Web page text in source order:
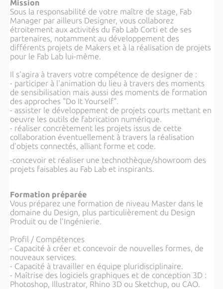
Mission
Sous la responsabilité de votre maître de stage, Fab
Manager par ailleurs Designer, vous collaborez
étroitement aux activités du Fab Lab Corti et de ses
partenaires, notamment au développement des
différents projets de Makers et à la réalisation de projets
pour le Fab Lab lui-même.
Il s'agira à travers votre compétence de designer de :
- participer à l'animation du lieu à travers des moments
de sensibilisation mais aussi des moments de formation
des approches "Do It Yourself".
- assister le développement de projets courts mettant en
oeuvre les outils de fabrication numérique.
- réaliser concrètement les projets issus de cette
collaboration éventuellement à travers la réalisation
d'objets connectés, alliant forme et code.
-concevoir et réaliser une technothèque/showroom des
projets faisables au Fab Lab et inspirants.
Formation préparée
Vous préparez une formation de niveau Master dans le
domaine du Design, plus particulièrement du Design
Produit ou de l’Ingénierie.
Profil / Compétences
- Capacité à créer et concevoir de nouvelles formes, de
nouveaux services.
- Capacité à travailler en équipe pluridisciplinaire.
- Maîtrise des logiciels graphiques et de conception 3D :
Photoshop, Illustrator, Rhino 3D ou Sketchup, ou CAO.